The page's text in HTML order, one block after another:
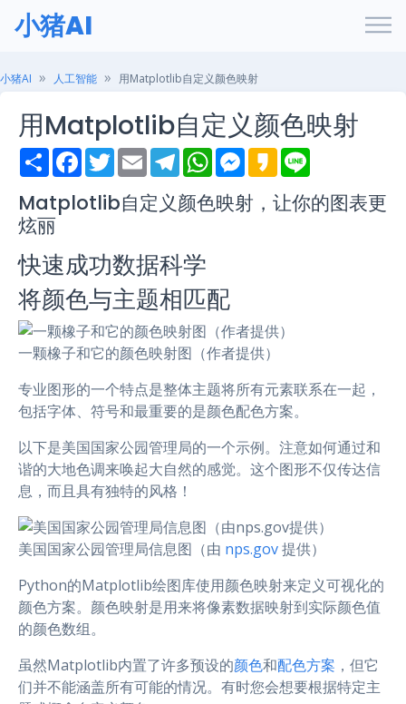
小猪AI
小猪AI 人工智能 用Matplotlib自定义颜色映射
用Matplotlib自定义颜色映射
S
h
r
e
F
a
e
b
k
T
w
t
t
E
m
i
l
T
e
e
g
m
W
h
t
s
M
e
s
e
K
a
a
o
e
Matplotlib自定义颜色映射，让你的图表更
炫丽
快速成功数据科学
将颜色与主题相匹配
一颗橡子和它的颜色映射图（作者提供）
专业图形的一个特点是整体主题将所有元素联系在一起，
包括字体、符号和最重要的是颜色配色方案。
以下是美国国家公园管理局的一个示例。注意如何通过和
谐的大地色调来唤起大自然的感觉。这个图形不仅传达信
息，而且具有独特的风格！
美国国家公园管理局信息图（由 nps.gov提供）
Python的Matplotlib绘图库使用颜色映射来定义可视化的
颜色方案。颜色映射是用来将像素数据映射到实际颜色值
的颜色数组。
虽然Matplotlib内置了许多预设的颜色和配色方案 ，但它
们并不能涵盖所有可能的情况。有时您会想要根据特定主